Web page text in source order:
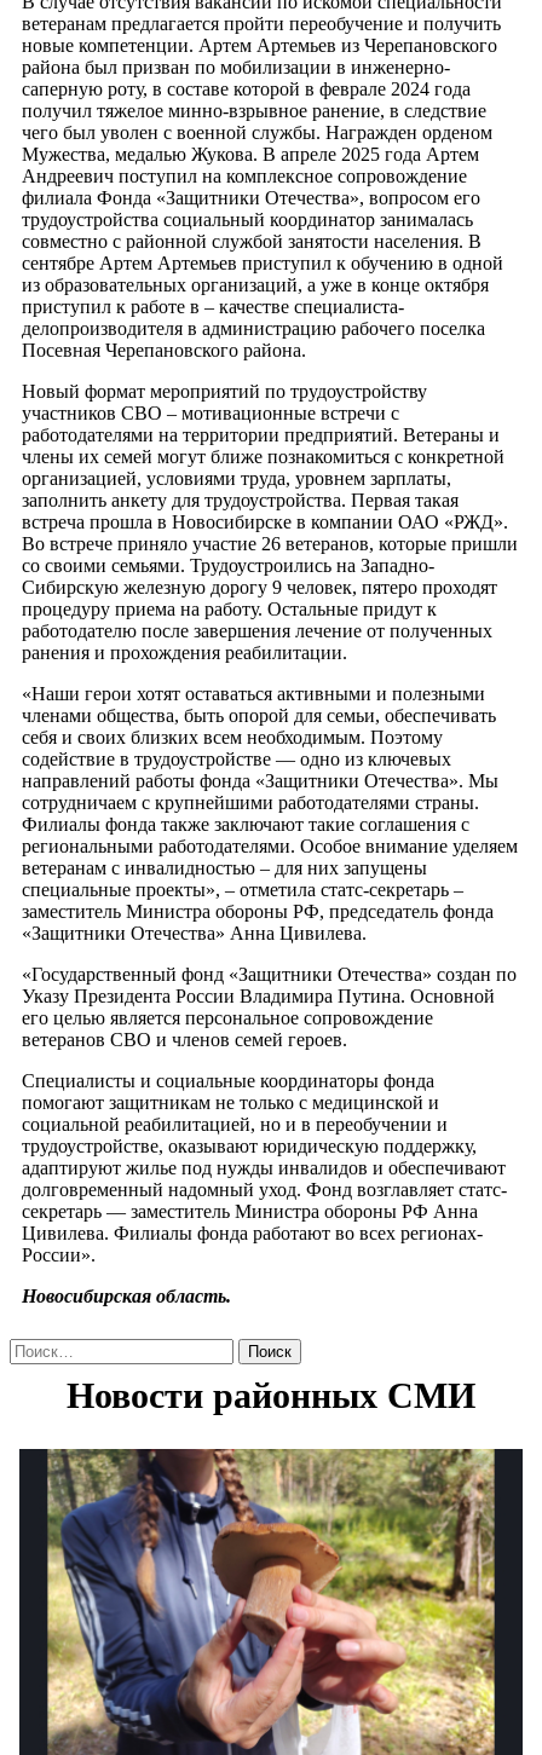
ветеранам предлагается пройти переобучение и получить
новые компетенции. Артем Артемьев из Черепановского
района был призван по мобилизации в инженерно-
саперную роту, в составе которой в феврале 2024 года
получил тяжелое минно-взрывное ранение, в следствие
чего был уволен с военной службы. Награжден орденом
Мужества, медалью Жукова. В апреле 2025 года Артем
Андреевич поступил на комплексное сопровождение
филиала Фонда «Защитники Отечества», вопросом его
трудоустройства социальный координатор занималась
совместно с районной службой занятости населения. В
сентябре Артем Артемьев приступил к обучению в одной
из образовательных организаций, а уже в конце октября
приступил к работе в – качестве специалиста-
делопроизводителя в администрацию рабочего поселка
Посевная Черепановского района.
Новый формат мероприятий по трудоустройству
участников CBO – мотивационные встречи с
работодателями на территории предприятий. Ветераны и
члены их семей могут ближе познакомиться с конкретной
организацией, условиями труда, уровнем зарплаты,
заполнить анкету для трудоустройства. Первая такая
встреча прошла в Новосибирске в компании ОАО «РЖД».
Во встрече приняло участие 26 ветеранов, которые пришли
со своими семьями. Трудоустроились на Западно-
Сибирскую железную дорогу 9 человек, пятеро проходят
процедуру приема на работу. Остальные придут к
работодателю после завершения лечение от полученных
ранения и прохождения реабилитации.
«Наши герои хотят оставаться активными и полезными
членами общества, быть опорой для семьи, обеспечивать
себя и своих близких всем необходимым. Поэтому
содействие в трудоустройстве — одно из ключевых
направлений работы фонда «Защитники Отечества». Мы
сотрудничаем с крупнейшими работодателями страны.
Филиалы фонда также заключают такие соглашения с
региональными работодателями. Особое внимание уделяем
ветеранам с инвалидностью – для них запущены
специальные проекты», – отметила статс-секретарь –
заместитель Министра обороны РФ, председатель фонда
«Защитники Отечества» Анна Цивилева.
«Государственный фонд «Защитники Отечества» создан по
Указу Президента России Владимира Путина. Основной
его целью является персональное сопровождение
ветеранов СВО и членов семей героев.
Специалисты и социальные координаторы фонда
помогают защитникам не только с медицинской и
социальной реабилитацией, но и в переобучении и
трудоустройстве, оказывают юридическую поддержку,
адаптируют жилье под нужды инвалидов и обеспечивают
долговременный надомный уход. Фонд возглавляет статс-
секретарь — заместитель Министра обороны РФ Анна
Цивилева. Филиалы фонда работают во всех регионах-
России».
Новосибирская область.
Найти: